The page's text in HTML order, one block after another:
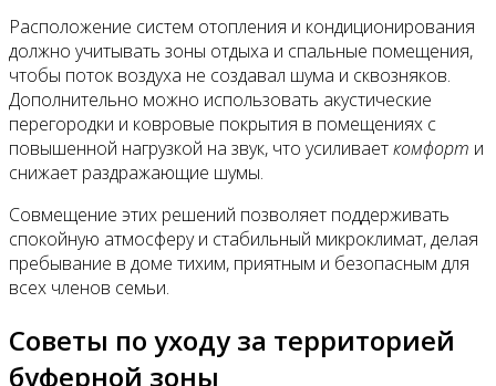
Расположение систем отопления и кондиционирования
должно учитывать зоны отдыха и спальные помещения,
чтобы поток воздуха не создавал шума и сквозняков.
Дополнительно можно использовать акустические
перегородки и ковровые покрытия в помещениях с
повышенной нагрузкой на звук, что усиливаеткомфорт и
снижает раздражающие шумы.
Совмещение этих решений позволяет поддерживать
спокойную атмосферу и стабильный микроклимат, делая
пребывание в доме тихим, приятным и безопасным для
всех членов семьи.
Советы по уходу за территорией
буферной зоны